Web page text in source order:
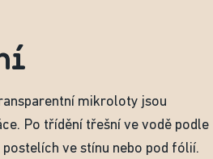
mikroloty jsou
Po třídění třešní ve vodě podle
ve stínu nebo pod fólií.